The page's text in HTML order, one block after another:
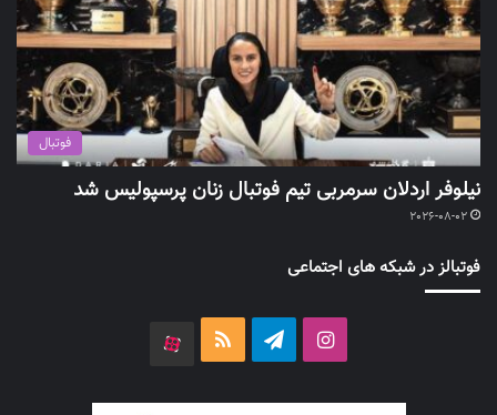
فوتبال
نیلوفر اردلان سرمربی تیم فوتبال زنان پرسپولیس شد
2026-08-02
فوتبالز در شبکه های اجتماعی
اینستاگرامتلگرام خوراک